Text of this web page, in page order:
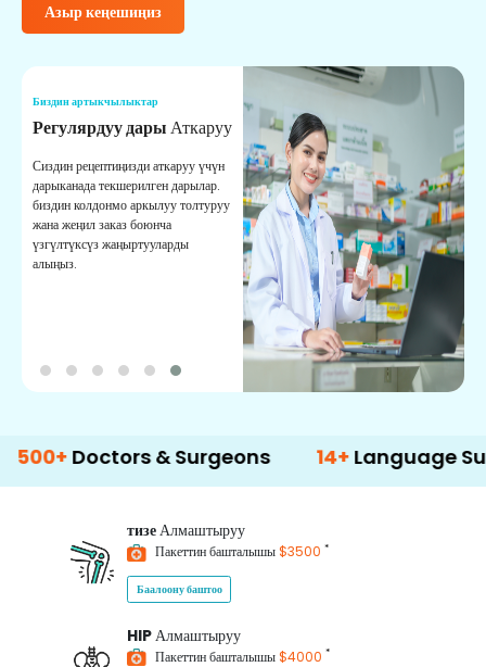
Азыр кеңешиңиз
Биздин артыкчылыктар
Регулярдуу дарыАткаруу
Сиздин рецептиңизди аткаруу үчүн
дарыканада текшерилген дарылар.
биздин колдонмо аркылуу толтуруу
жана жеңил заказ боюнча
үзгүлтүксүз жаңыртууларды
алыңыз.
& Surgeons 14+ Language Support
тизеАлмаштыруу
Пакеттин башталышы$3500 *
Баалоону баштоо
HIPАлмаштыруу
Пакеттин башталышы$4000 *